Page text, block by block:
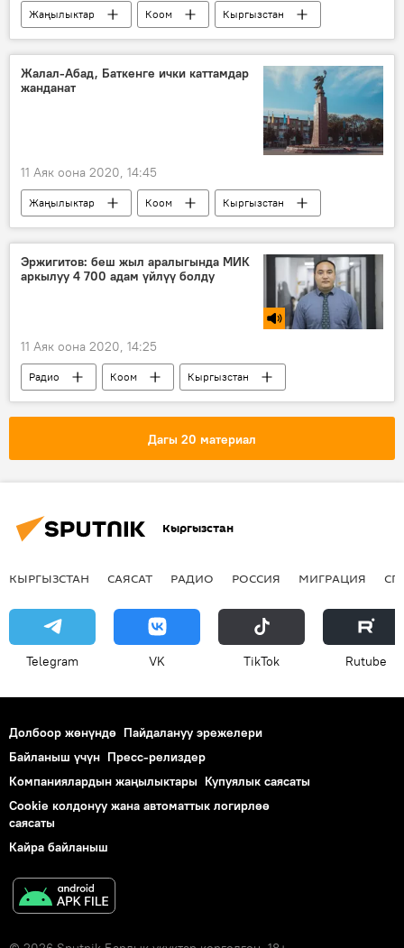
Жаңылыктар Коом
Кыргызстан
коомдук транспорт
айып
Жалал-Абад, Баткенге ички каттамдар
жанданат
11 Аяк оона 2020, 14:45
Жаңылыктар Коом
Кыргызстан
Жалал-Абад
Бишкек
Баткен
Эржигитов: беш жыл аралыгында МИК
аркылуу 4 700 адам үйлүү болду
11 Аяк оона 2020, 14:25
Радио Коом
Кыргызстан
ипотекалык насыя
пандемия
Дагы 20 материал
Кыргызстан
КЫРГЫЗСТАН САЯСАТ РАДИО РОССИЯ МИГРАЦИЯ
Telegram VK ТikТоk Rutube
Долбоор жөнүндө Пайдалануу эрежелери
Байланыш үчүн Пресс-релиздер
Компаниялардын жаңылыктары Купуялык саясаты
Cookie колдонуу жана автоматтык логирлөө
саясаты
Кайра байланыш